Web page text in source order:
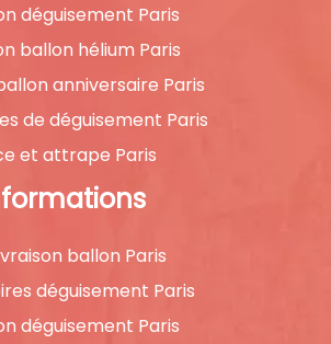
déguisement Paris
ballon hélium Paris
anniversaire Paris
de déguisement Paris
et attrape Paris
ballon Paris
déguisement Paris
déguisement Paris